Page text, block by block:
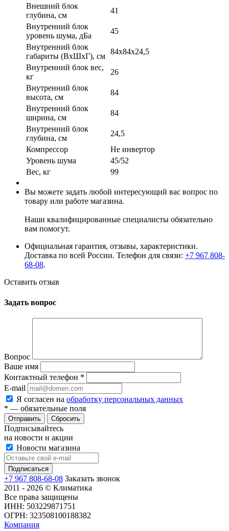
Внешний блок
глубина, см
41
Внутренний блок
уровень шума, дБа
45
Внутренний блок
габариты (ВхШхГ), см
84х84х24,5
Внутренний блок вес,
кг
26
Внутренний блок
высота, см
84
Внутренний блок
ширина, см
84
Внутренний блок
глубина, см
24,5
Компрессор
Не инвертор
Уровень шума
45/52
Вес, кг
99
Вы можете задать любой интересующий вас вопрос по
товару или работе магазина.
Наши квалифицированные специалисты обязательно
вам помогут.
Официальная гарантия, отзывы, характеристики.
Доставка по всей России. Телефон для связи: +7 967 808-
68-08.
Оставить отзыв
Задать вопрос
Вопрос
Ваше имя
Контактный телефон *
E-mail
Я согласен на обработку персональных данных
* — обязательные поля
Сбросить
Подписывайтесь
на новости и акции
Новости магазина
+7 967 808-68-08 Заказать звонок
2011 - 2026 © Климатика
Все права защищены
ИНН: 503229871751
ОГРН: 323508100188382
Компания